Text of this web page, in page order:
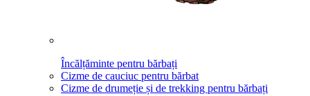
Încălțăminte pentru bărbați
Cizme de cauciuc pentru bărbat
Cizme de drumeție și de trekking pentru bărbați